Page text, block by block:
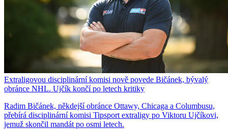
Extraligovou disciplinární komisi nově povede Bičánek, bývalý
obránce NHL. Ujčík končí po letech kritiky
Radim Bičánek, někdejší obránce Ottawy, Chicaga a Columbusu,
přebírá disciplinární komisi Tipsport extraligy po Viktoru Ujčíkovi,
jemuž skončil mandát po osmi letech.